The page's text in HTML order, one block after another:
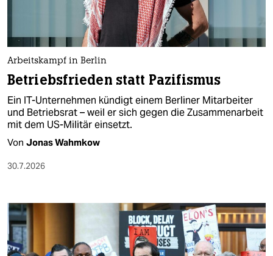
nord
wahrheit
verlag
verlag
unterstützen
abo
Arbeitskampf in Berlin
Betriebsfrieden statt Pazifismus
Ein IT-Unternehmen kündigt einem Berliner Mitarbeiter
und Betriebsrat – weil er sich gegen die Zusammenarbeit
mit dem US-Militär einsetzt.
Von Jonas Wahmkow
30.7.2026